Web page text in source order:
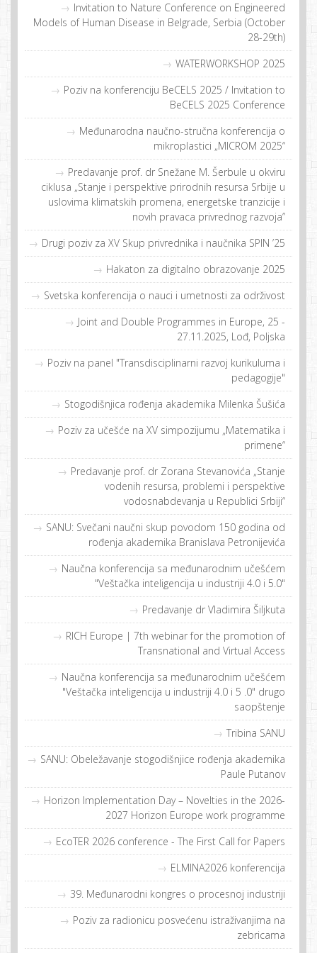
Invitation to Nature Conference on Engineered
Models of Human Disease in Belgrade, Serbia (October
28-29th)
WATERWORKSHOP 2025
Poziv na konferenciju BeCELS 2025 / Invitation to
BeCELS 2025 Conference
Međunarodna naučno-stručna konferencija o
mikroplastici „MICROM 2025“
Predavanje prof. dr Snežane M. Šerbule u okviru
ciklusa „Stanje i perspektive prirodnih resursa Srbije u
uslovima klimatskih promena, energetske tranzicije i
novih pravaca privrednog razvoja”
Drugi poziv za XV Skup privrednika i naučnika SPIN ’25
Hakaton za digitalno obrazovanje 2025
Svetska konferencija o nauci i umetnosti za održivost
Joint and Double Programmes in Europe, 25 -
27.11.2025, Lođ, Poljska
Poziv na panel "Transdisciplinarni razvoj kurikuluma i
pedagogije"
Stogodišnjica rođenja akademika Milenka Šušića
Poziv za učešće na XV simpozijumu „Matematika i
primene“
Predavanje prof. dr Zorana Stevanovića „Stanje
vodenih resursa, problemi i perspektive
vodosnabdevanja u Republici Srbiji“
SANU: Svečani naučni skup povodom 150 godina od
rođenja akademika Branislava Petronijevića
Naučna konferencija sa međunarodnim učešćem
"Veštačka inteligencija u industriji 4.0 i 5.0"
Predavanje dr Vladimira Šiljkuta
RICH Europe | 7th webinar for the promotion of
Transnational and Virtual Access
Naučna konferencija sa međunarodnim učešćem
"Veštačka inteligencija u industriji 4.0 i 5 .0" drugo
saopštenje
Tribina SANU
SANU: Obeležavanje stogodišnjice rođenja akademika
Paule Putanov
Horizon Implementation Day – Novelties in the 2026-
2027 Horizon Europe work programme
EcoTER 2026 conference - The First Call for Papers
ELMINA2026 konferencija
39. Međunarodni kongres o procesnoj industriji
Poziv za radionicu posvećenu istraživanjima na
zebricama